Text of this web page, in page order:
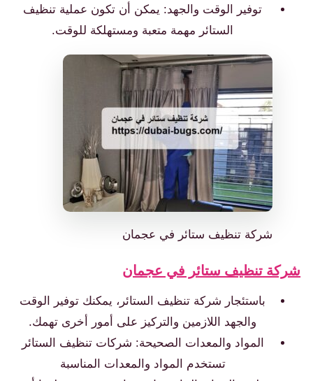
توفير الوقت والجهد: يمكن أن تكون عملية تنظيف
الستائر مهمة متعبة ومستهلكة للوقت.
شركة تنظيف ستائر في عجمان
شركة تنظيف ستائر في عجمان
باستئجار شركة تنظيف الستائر، يمكنك توفير الوقت
والجهد اللازمين والتركيز على أمور أخرى تهمك.
المواد والمعدات الصحيحة: شركات تنظيف الستائر
تستخدم المواد والمعدات المناسبة